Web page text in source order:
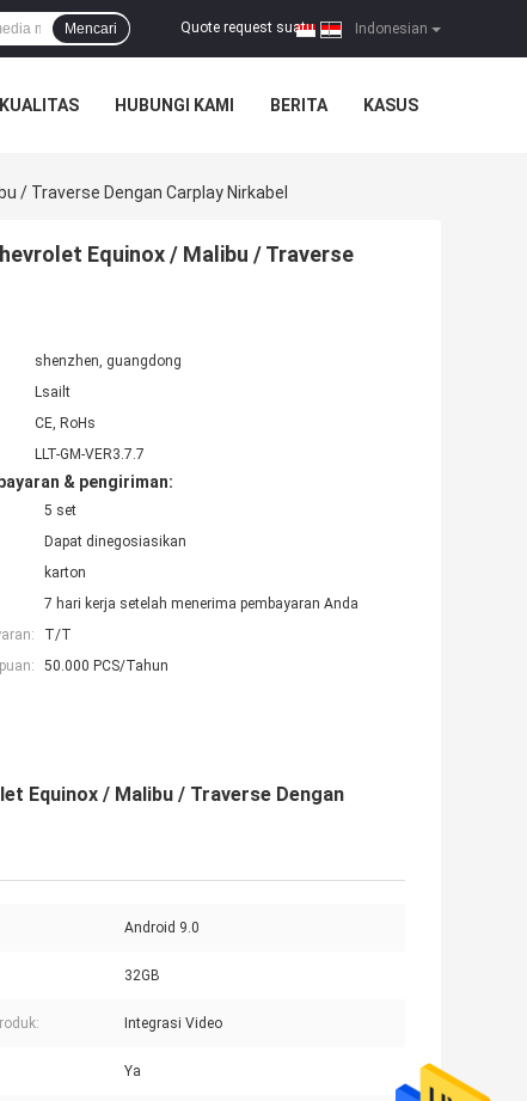
Indonesian
Quote request suatu |
Mencari
HUBUNGI KAMI BERITA KASUS
/ Traverse Dengan Carplay Nirkabel
Equinox / Malibu / Traverse
shenzhen, guangdong
Lsailt
CE, RoHs
LLT-GM-VER3.7.7
& pengiriman:
5 set
Dapat dinegosiasikan
karton
7 hari kerja setelah menerima pembayaran Anda
T/T
50.000 PCS/Tahun
Equinox / Malibu / Traverse Dengan
Android 9.0
32GB
Integrasi Video
Ya